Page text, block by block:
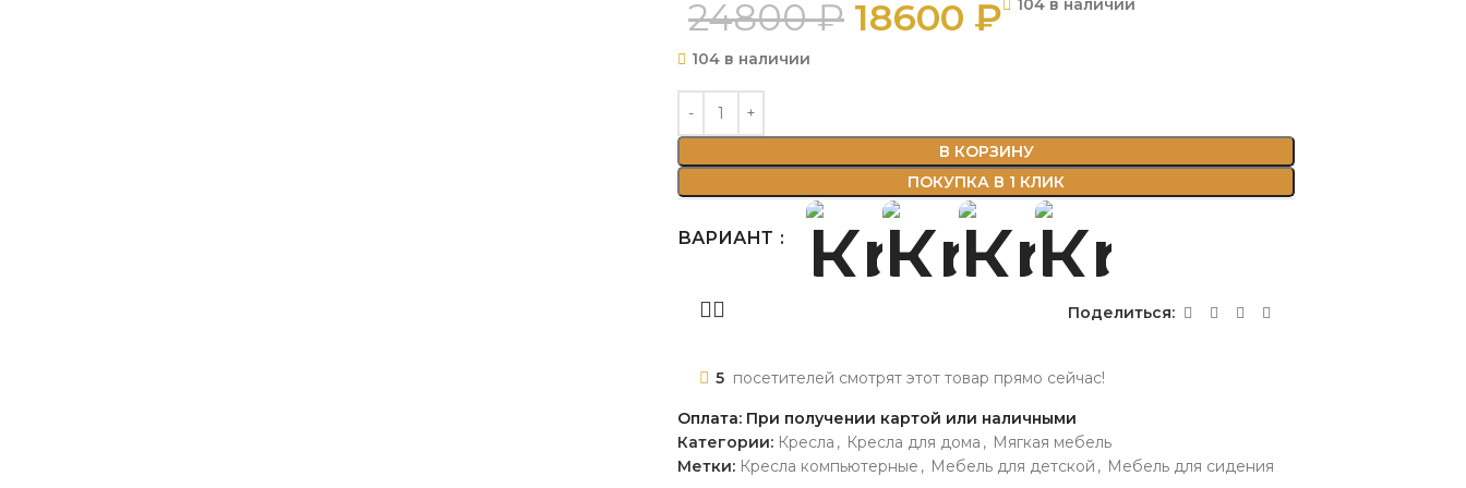
24800₽ 18600 ₽
104 в наличии
В КОРЗИНУ
ПОКУПКА В 1 КЛИК
ВАРИАНТ
Поделиться:
5 посетителей смотрят этот товар прямо сейчас!
Оплата: При получении картой или наличными
Категории: Кресла , Кресла для дома , Мягкая мебель
Метки: Кресла компьютерные , Мебель для детской , Мебель для сидения